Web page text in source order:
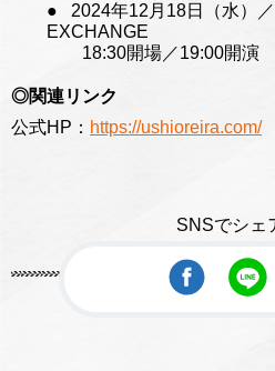
2024年12月18日（水）
EXCHANGE
18:30開場／19:00開演
◎関連リンク
公式HP： https://ushioreira.com/
SNSでシェ